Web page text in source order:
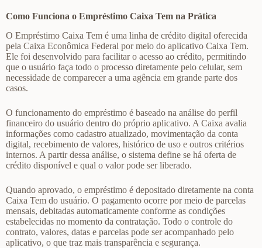
Como Funciona o Empréstimo Caixa Tem na Prática
O Empréstimo Caixa Tem é uma linha de crédito digital oferecida
pela Caixa Econômica Federal por meio do aplicativo Caixa Tem.
Ele foi desenvolvido para facilitar o acesso ao crédito, permitindo
que o usuário faça todo o processo diretamente pelo celular, sem
necessidade de comparecer a uma agência em grande parte dos
casos.
O funcionamento do empréstimo é baseado na análise do perfil
financeiro do usuário dentro do próprio aplicativo. A Caixa avalia
informações como cadastro atualizado, movimentação da conta
digital, recebimento de valores, histórico de uso e outros critérios
internos. A partir dessa análise, o sistema define se há oferta de
crédito disponível e qual o valor pode ser liberado.
Quando aprovado, o empréstimo é depositado diretamente na conta
Caixa Tem do usuário. O pagamento ocorre por meio de parcelas
mensais, debitadas automaticamente conforme as condições
estabelecidas no momento da contratação. Todo o controle do
contrato, valores, datas e parcelas pode ser acompanhado pelo
aplicativo, o que traz mais transparência e segurança.